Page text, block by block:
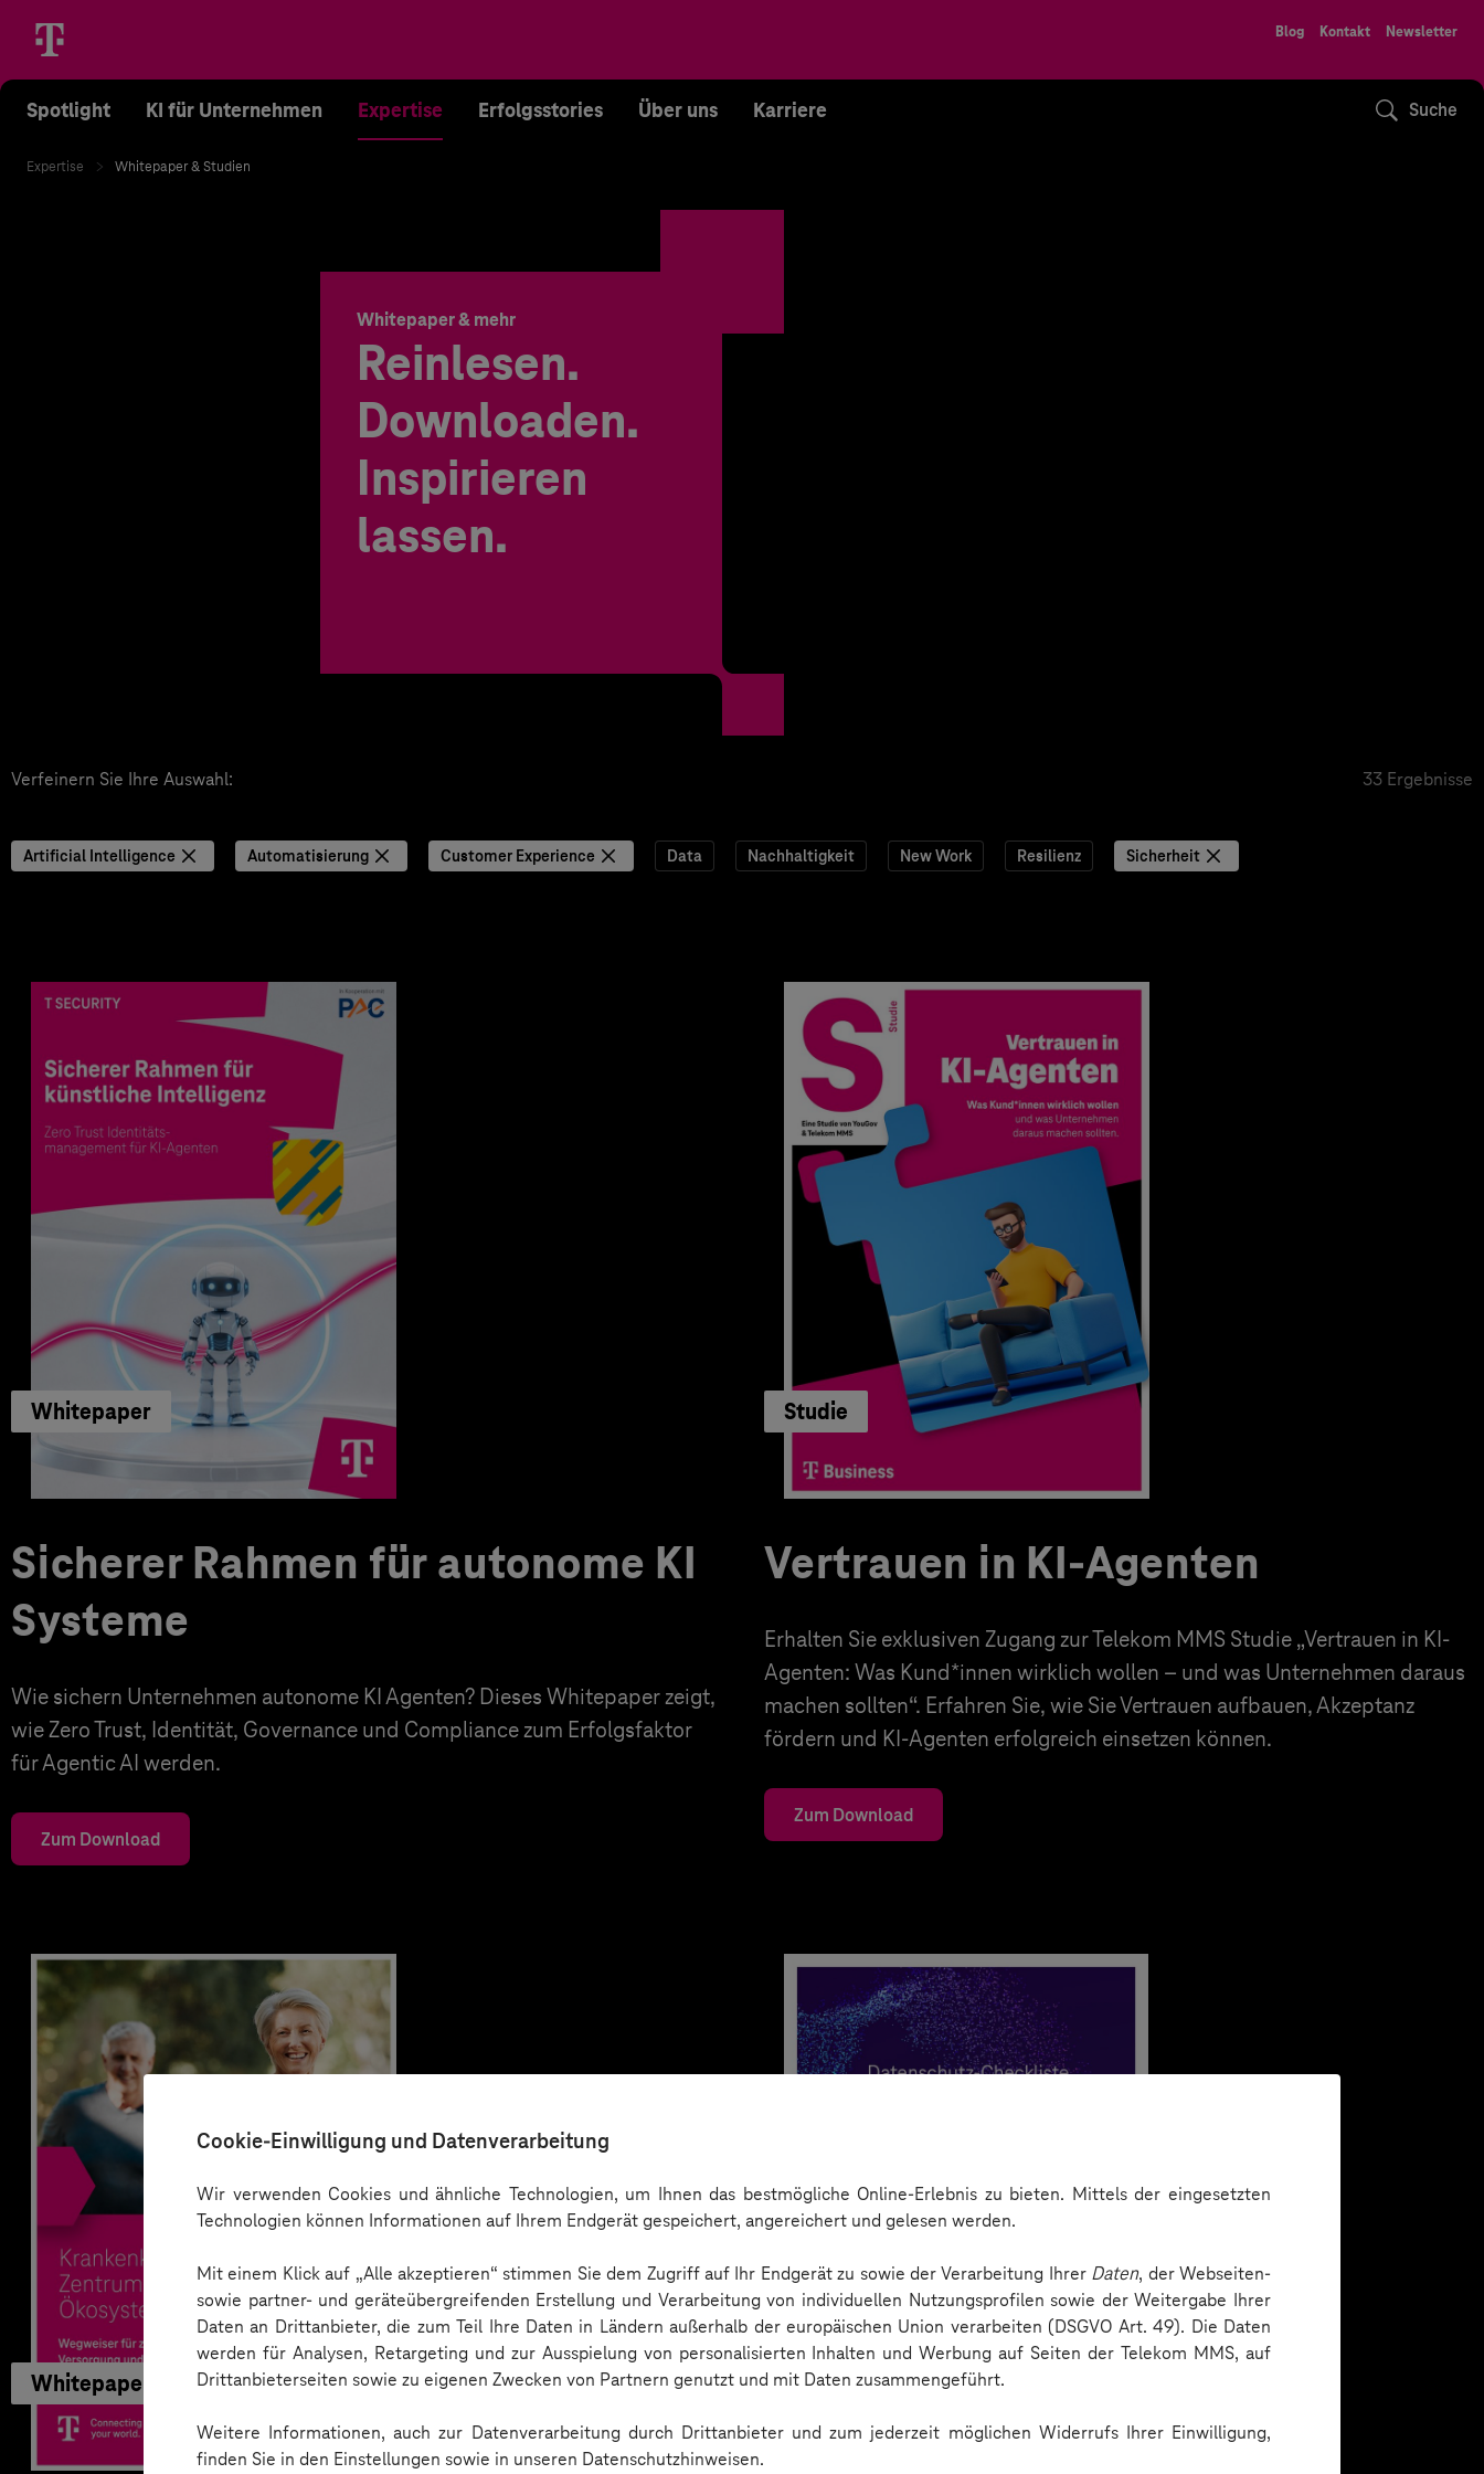
Cookie-Einwilligung und Datenverarbeitung
Wir verwenden Cookies und ähnliche Technologien, um Ihnen das bestmögliche Online-Erlebnis zu bieten. Mittels der eingesetzten
Technologien können Informationen auf Ihrem Endgerät gespeichert, angereichert und gelesen werden.
Mit einem Klick auf „Alle akzeptieren“ stimmen Sie dem Zugriff auf Ihr Endgerät zu sowie der Verarbeitung Ihrer Daten, der Webseiten-
sowie partner- und geräteübergreifenden Erstellung und Verarbeitung von individuellen Nutzungsprofilen sowie der Weitergabe Ihrer
Daten an Drittanbieter, die zum Teil Ihre Daten in Ländern außerhalb der europäischen Union verarbeiten (DSGVO Art. 49). Die Daten
werden für Analysen, Retargeting und zur Ausspielung von personalisierten Inhalten und Werbung auf Seiten der Telekom MMS, auf
Drittanbieterseiten sowie zu eigenen Zwecken von Partnern genutzt und mit Daten zusammengeführt.
Weitere Informationen, auch zur Datenverarbeitung durch Drittanbieter und zum jederzeit möglichen Widerrufs Ihrer Einwilligung,
finden Sie in den Einstellungen sowie in unseren Datenschutzhinweisen.
Blog Kontakt Newsletter
Spotlight KI für Unternehmen Expertise Erfolgsstories Über uns Karriere Suche
Expertise Whitepaper & Studien
Whitepaper & mehr
Reinlesen.
Downloaden.
Inspirieren
lassen.
Verfeinern Sie Ihre Auswahl: 33 Ergebnisse
Artificial Intelligence Automatisierung Customer Experience Data Nachhaltigkeit New Work Resilienz Sicherheit
Whitepaper
Sicherer Rahmen für autonome KI
Systeme
Wie sichern Unternehmen autonome KI Agenten? Dieses Whitepaper zeigt,
wie Zero Trust, Identität, Governance und Compliance zum Erfolgsfaktor
für Agentic AI werden.
Zum Download
Studie
Vertrauen in KI-Agenten
Erhalten Sie exklusiven Zugang zur Telekom MMS Studie „Vertrauen in KI-
Agenten: Was Kund*innen wirklich wollen – und was Unternehmen daraus
machen sollten“. Erfahren Sie, wie Sie Vertrauen aufbauen, Akzeptanz
fördern und KI-Agenten erfolgreich einsetzen können.
Zum Download
Whitepaper Checkliste